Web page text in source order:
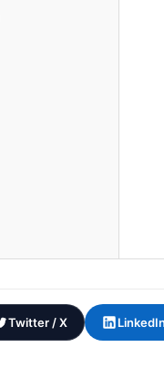
Twitter / X LinkedIn